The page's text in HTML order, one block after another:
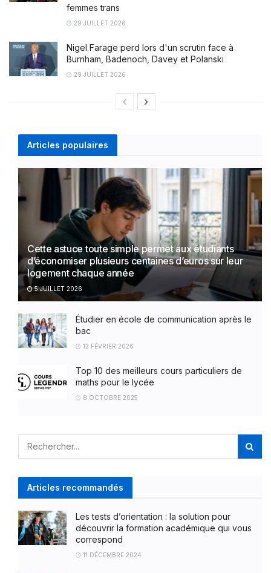
femmes trans
29 JUILLET 2026
Nigel Farage perd lors d'un scrutin face à
Burnham, Badenoch, Davey et Polanski
29 JUILLET 2026
Articles populaires
Cette astuce toute simple permet aux étudiants
d’économiser plusieurs centaines d’euros sur leur
logement chaque année
5 JUILLET 2026
Étudier en école de communication après le
bac
12 FÉVRIER 2026
Top 10 des meilleurs cours particuliers de
maths pour le lycée
8 OCTOBRE 2025
Articles recommandés
Les tests d’orientation : la solution pour
découvrir la formation académique qui vous
correspond
11 DÉCEMBRE 2024